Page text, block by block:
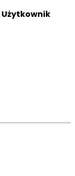
Użytkownik